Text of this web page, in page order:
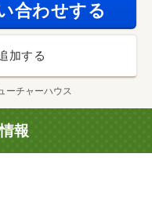
合わせする
加する
ーチャーハウス
報